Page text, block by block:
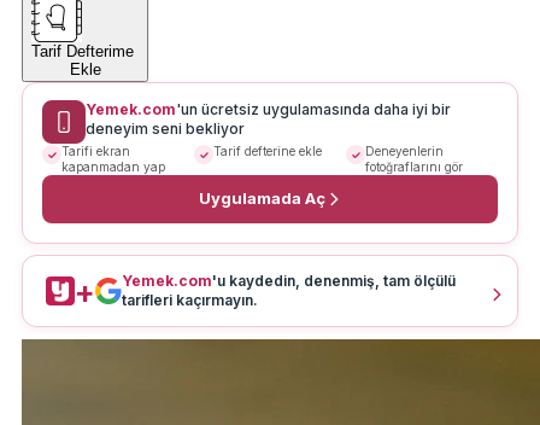
Tarif Defterime
Ekle
Yemek.com'un ücretsiz uygulamasında daha iyi bir
deneyim seni bekliyor
Tarifi ekran
kapanmadan yap
Tarif defterine ekle
Deneyenlerin
fotoğraflarını gör
Uygulamada Aç
+ Yemek.com'u kaydedin, denenmiş, tam ölçülü
tarifleri kaçırmayın.